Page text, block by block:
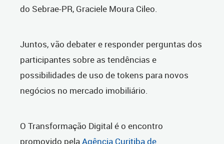
do Sebrae-PR, Graciele Moura Cileo.
Juntos, vão debater e responder perguntas dos
participantes sobre as tendências e
possibilidades de uso de tokens para novos
negócios no mercado imobiliário.
O Transformação Digital é o encontro
promovido pelaAgência Curitiba de